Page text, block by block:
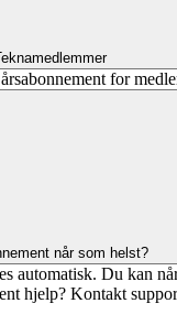
for
når som helst?
automatisk. Du kan
hjelp? Kontakt